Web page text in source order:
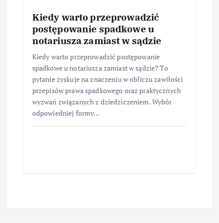
Kiedy warto przeprowadzić
postępowanie spadkowe u
notariusza zamiast w sądzie
Kiedy warto przeprowadzić postępowanie
spadkowe u notariusza zamiast w sądzie? To
pytanie zyskuje na znaczeniu w obliczu zawiłości
przepisów prawa spadkowego oraz praktycznych
wyzwań związanych z dziedziczeniem. Wybór
odpowiedniej formy…